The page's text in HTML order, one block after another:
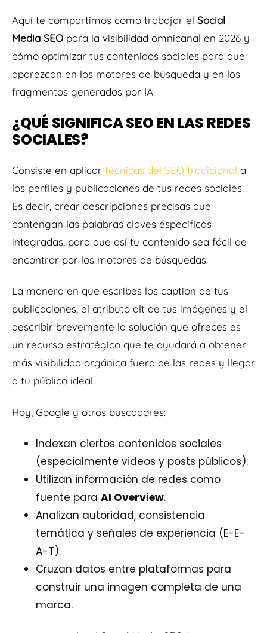
Aquí te compartimos cómo trabajar el Social
Media SEO para la visibilidad omnicanal en 2026 y
cómo optimizar tus contenidos sociales para que
aparezcan en los motores de búsqueda y en los
fragmentos generados por IA.
¿QUÉ SIGNIFICA SEO EN LAS REDES
SOCIALES?
Consiste en aplicar técnicas del SEO tradicional a
los perfiles y publicaciones de tus redes sociales.
Es decir, crear descripciones precisas que
contengan las palabras claves específicas
integradas, para que así tu contenido sea fácil de
encontrar por los motores de búsquedas.
La manera en que escribes los caption de tus
publicaciones, el atributo alt de tus imágenes y el
describir brevemente la solución que ofreces es
un recurso estratégico que te ayudará a obtener
más visibilidad orgánica fuera de las redes y llegar
a tu público ideal.
Hoy, Google y otros buscadores:
Indexan ciertos contenidos sociales
(especialmente videos y posts públicos).
Utilizan información de redes como
fuente para AI Overview.
Analizan autoridad, consistencia
temática y señales de experiencia (E-E-
A-T).
Cruzan datos entre plataformas para
construir una imagen completa de una
marca.